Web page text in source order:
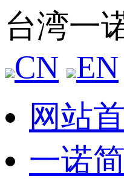
台湾一
CN EN
网站
一诺